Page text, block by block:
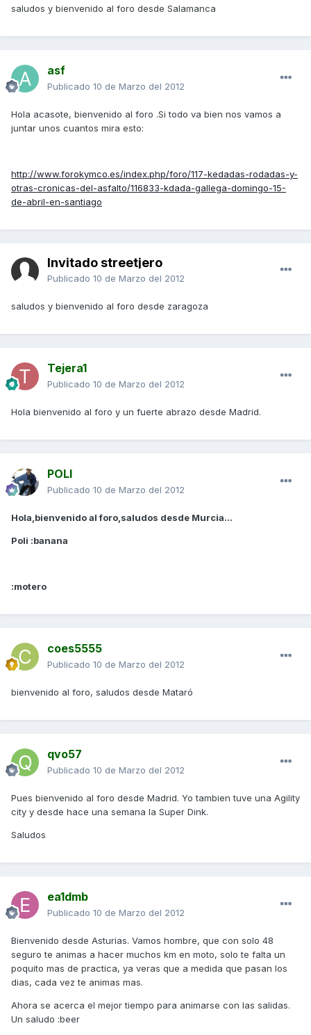
saludos y bienvenido al foro desde Salamanca
asf
Publicado 10 de Marzo del 2012
Hola acasote, bienvenido al foro .Si todo va bien nos vamos a
juntar unos cuantos mira esto:
http://www.forokymco.es/index.php/foro/117-kedadas-rodadas-y-
otras-cronicas-del-asfalto/116833-kdada-gallega-domingo-15-
de-abril-en-santiago
Invitado streetjero
Publicado 10 de Marzo del 2012
saludos y bienvenido al foro desde zaragoza
Tejera1
Publicado 10 de Marzo del 2012
Hola bienvenido al foro y un fuerte abrazo desde Madrid.
POLI
Publicado 10 de Marzo del 2012
Hola,bienvenido al foro,saludos desde Murcia...
Poli :banana
:motero
coes5555
Publicado 10 de Marzo del 2012
bienvenido al foro, saludos desde Mataró
qvo57
Publicado 10 de Marzo del 2012
Pues bienvenido al foro desde Madrid. Yo tambien tuve una Agility
city y desde hace una semana la Super Dink.
Saludos
ea1dmb
Publicado 10 de Marzo del 2012
Bienvenido desde Asturias. Vamos hombre, que con solo 48
seguro te animas a hacer muchos km en moto, solo te falta un
poquito mas de practica, ya veras que a medida que pasan los
dias, cada vez te animas mas.
Ahora se acerca el mejor tiempo para animarse con las salidas.
Un saludo :beer